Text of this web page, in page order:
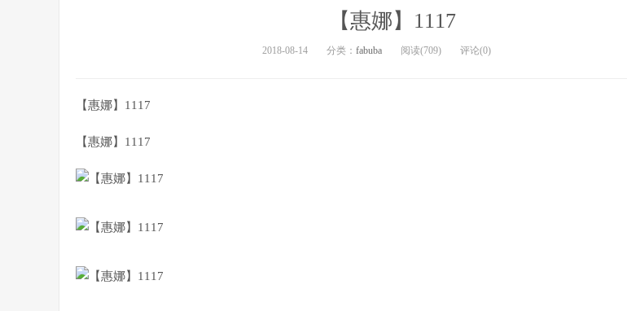
【惠娜】1117
2018-08-14 分类： fabuba 阅读(709) 评论(0)
【惠娜】1117
【惠娜】1117